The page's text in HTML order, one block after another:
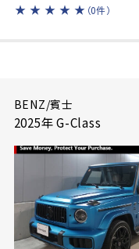
★ ★ ★ ★ ★ （0件）
BENZ/賓士
2025年 G-Class